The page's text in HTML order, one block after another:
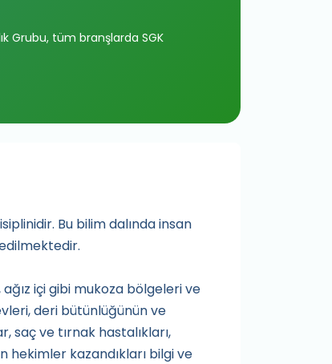
Grubu, tüm branşlarda SGK
Bu bilim dalında insan
içi gibi mukoza bölgeleri ve
deri bütünlüğünün ve
saç ve tırnak hastalıkları,
hekimler kazandıkları bilgi ve